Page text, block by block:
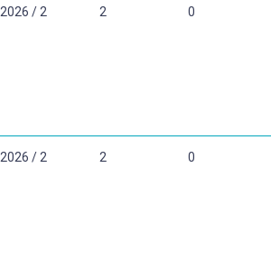
2026 / 2 2 0
2026 / 2 2 0